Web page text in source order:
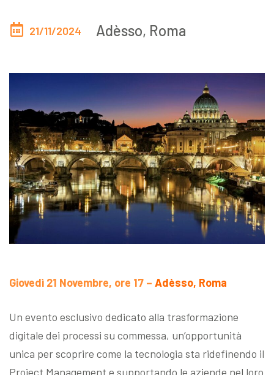
21/11/2024 Adèsso, Roma
Giovedì 21 Novembre, ore 17 – Adèsso, Roma
Un evento esclusivo dedicato alla trasformazione
digitale dei processi su commessa, un’opportunità
unica per scoprire come la tecnologia sta ridefinendo il
Project Management e supportando le aziende nel loro